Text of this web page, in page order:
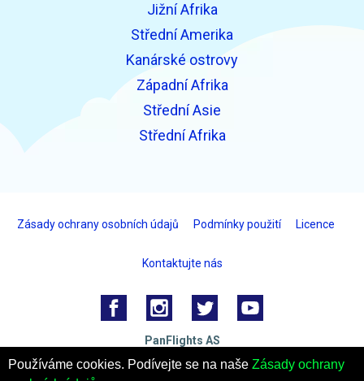
Používáme cookies. Podívejte se na naše Zásady ochrany
Jižní Afrika
Střední Amerika
Kanárské ostrovy
Západní Afrika
Střední Asie
Střední Afrika
Zásady ochrany osobních údajů Podmínky použití Licence
Kontaktujte nás
PanFlights AS
Hjelset, Norsko
Číslo organizace: 922732825 MVA